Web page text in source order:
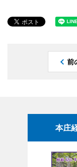
前
本庄